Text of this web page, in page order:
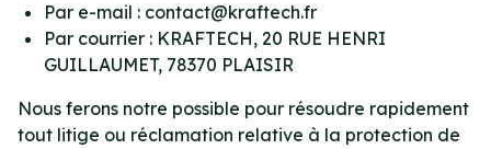
Par e-mail : contact@kraftech.fr
Par courrier : KRAFTECH, 20 RUE HENRI
GUILLAUMET, 78370 PLAISIR
Nous ferons notre possible pour résoudre rapidement
tout litige ou réclamation relative à la protection de